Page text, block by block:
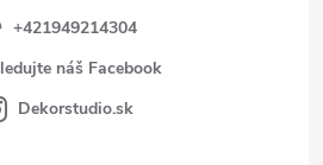
+421949214304
náš Facebook
Dekorstudio.sk